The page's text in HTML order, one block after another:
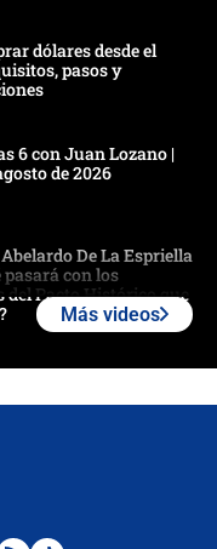
dólares desde el
pasos y
6 con Juan Lozano |
de 2026
De La Espriella
pasará con los
del Pacto Histórico que
Más videos